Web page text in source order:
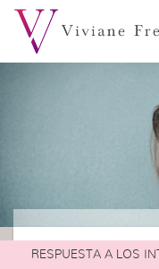
RESPUESTA A LOS